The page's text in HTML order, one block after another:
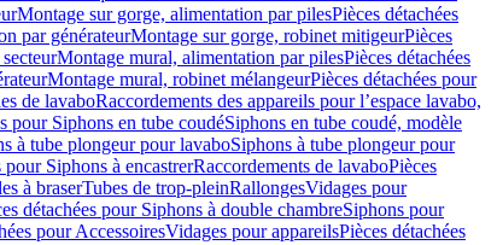
Montage sur gorge, alimentation par pilesPièces détachées
par générateurMontage sur gorge, robinet mitigeurPièces
Montage mural, alimentation par pilesPièces détachées
Montage mural, robinet mélangeurPièces détachées pour
de lavaboRaccordements des appareils pour l’espace lavabo,
pour Siphons en tube coudéSiphons en tube coudé, modèle
à tube plongeur pour lavaboSiphons à tube plongeur pour
pour Siphons à encastrerRaccordements de lavaboPièces
à braserTubes de trop-pleinRallongesVidages pour
détachées pour Siphons à double chambreSiphons pour
pour AccessoiresVidages pour appareilsPièces détachées